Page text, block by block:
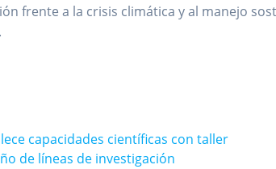
frente a la crisis climática y al manejo
capacidades científicas con taller
de líneas de investigación